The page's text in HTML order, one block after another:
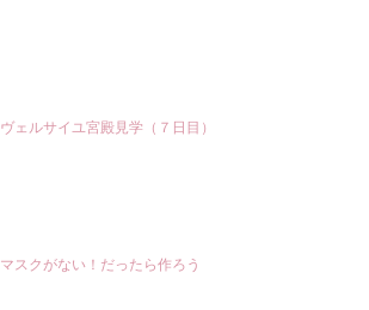
ヴェルサイユ宮殿見学（７日目）
マスクがない！だったら作ろう